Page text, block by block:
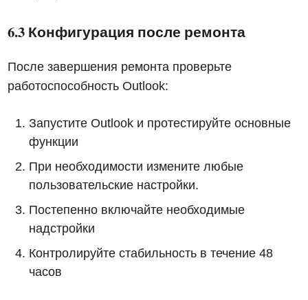
6.3 Конфигурация после ремонта
После завершения ремонта проверьте
работоспособность Outlook:
Запустите Outlook и протестируйте основные
функции
При необходимости измените любые
пользовательские настройки.
Постепенно включайте необходимые
надстройки
Контролируйте стабильность в течение 48
часов